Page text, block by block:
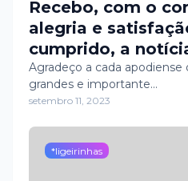
Recebo, com o
alegria e
cumprido, a
continuamos com
aprovação
e 9 meses de
prefeito de Apodi.
Agradeço a cada
grandes e importante…
setembro 11, 2023
*ligeirinhas